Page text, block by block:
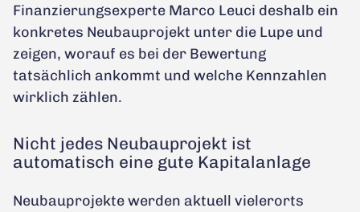
Finanzierungsexperte Marco Leuci deshalb ein
konkretes Neubauprojekt unter die Lupe und
zeigen, worauf es bei der Bewertung
tatsächlich ankommt und welche Kennzahlen
wirklich zählen.
Nicht jedes Neubauprojekt ist
automatisch eine gute Kapitalanlage
Neubauprojekte werden aktuell vielerorts